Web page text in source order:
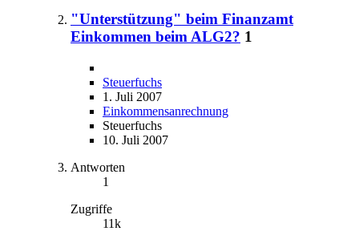
"Unterstützung" beim Finanzamt
Einkommen beim ALG2? 1
Steuerfuchs
1. Juli 2007
Einkommensanrechnung
Steuerfuchs
10. Juli 2007
Antworten
1
Zugriffe
11k